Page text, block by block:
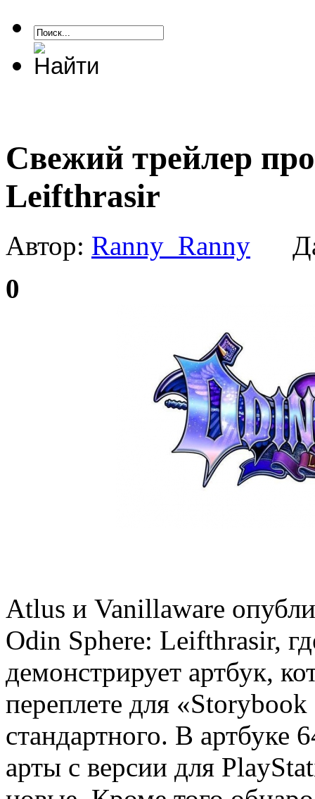
Свежий трейлер
Leifthrasir
Автор: Ranny_Ranny
0
Atlus и Vanillaware
Odin Sphere: Leifthrasir,
демонстрирует артбук,
переплете для
стандартного. В артбуке
арты с версии для